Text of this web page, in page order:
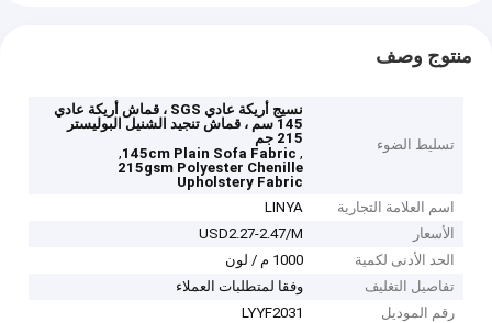
منتوج وصف
تسليط الضوء
نسيج أريكة عادي SGS ، قماش أريكة عادي
145 سم ، قماش تنجيد الشنيل البوليستر
215 جم
,
145cm Plain Sofa Fabric
,
215gsm Polyester Chenille
Upholstery Fabric
اسم العلامة التجارية
LINYA
الأسعار
USD2.27-2.47/M
الحد الأدنى لكمية
1000 م / لون
تفاصيل التغليف
وفقا لمتطلبات العملاء
رقم الموديل
LYYF2031